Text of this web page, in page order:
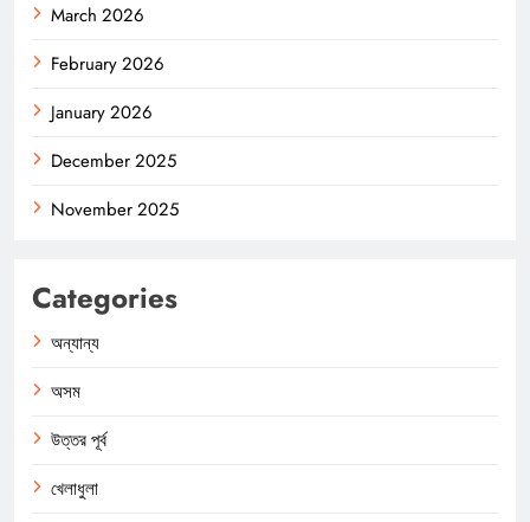
March 2026
February 2026
January 2026
December 2025
November 2025
Categories
অন্যান্য
অসম
উত্তর পূর্ব
খেলাধুলা